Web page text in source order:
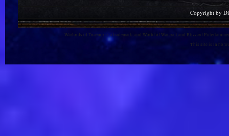
Copyright by
Warlords of Draenor is a trademark, and World of Warcraft and Blizzard
This site is in no